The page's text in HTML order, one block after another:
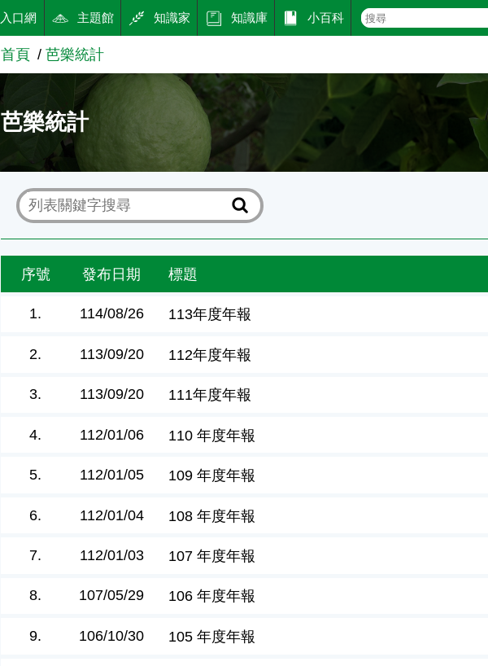
入口網 主題館 知識家 知識庫 小百科
首頁 芭樂統計
芭樂統計
序號 發布日期 標題
1. 114/08/26 113年度年報
2. 113/09/20 112年度年報
3. 113/09/20 111年度年報
4. 112/01/06 110 年度年報
5. 112/01/05 109 年度年報
6. 112/01/04 108 年度年報
7. 112/01/03 107 年度年報
8. 107/05/29 106 年度年報
9. 106/10/30 105 年度年報